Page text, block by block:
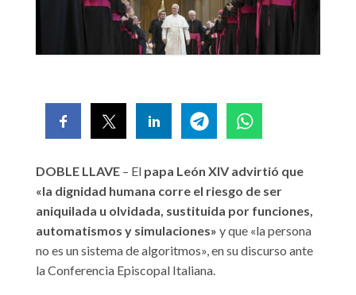
DOBLE LLAVE – El papa León XIV advirtió que
«la dignidad humana corre el riesgo de ser
aniquilada u olvidada, sustituida por funciones,
automatismos y simulaciones» y que «la persona
no es un sistema de algoritmos», en su discurso ante
la Conferencia Episcopal Italiana.